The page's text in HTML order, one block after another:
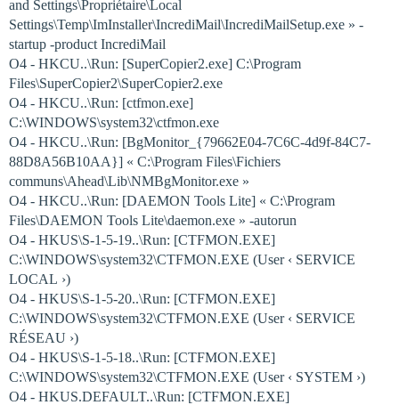
and Settings\Propriétaire\Local
Settings\Temp\ImInstaller\IncrediMail\IncrediMailSetup.exe » -
startup -product IncrediMail
O4 - HKCU..\Run: [SuperCopier2.exe] C:\Program
Files\SuperCopier2\SuperCopier2.exe
O4 - HKCU..\Run: [ctfmon.exe]
C:\WINDOWS\system32\ctfmon.exe
O4 - HKCU..\Run: [BgMonitor_{79662E04-7C6C-4d9f-84C7-
88D8A56B10AA}] « C:\Program Files\Fichiers
communs\Ahead\Lib\NMBgMonitor.exe »
O4 - HKCU..\Run: [DAEMON Tools Lite] « C:\Program
Files\DAEMON Tools Lite\daemon.exe » -autorun
O4 - HKUS\S-1-5-19..\Run: [CTFMON.EXE]
C:\WINDOWS\system32\CTFMON.EXE (User ‹ SERVICE
LOCAL ›)
O4 - HKUS\S-1-5-20..\Run: [CTFMON.EXE]
C:\WINDOWS\system32\CTFMON.EXE (User ‹ SERVICE
RÉSEAU ›)
O4 - HKUS\S-1-5-18..\Run: [CTFMON.EXE]
C:\WINDOWS\system32\CTFMON.EXE (User ‹ SYSTEM ›)
O4 - HKUS.DEFAULT..\Run: [CTFMON.EXE]